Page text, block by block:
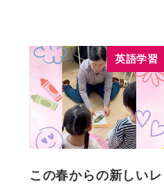
英語学習
この春からの新しいレ